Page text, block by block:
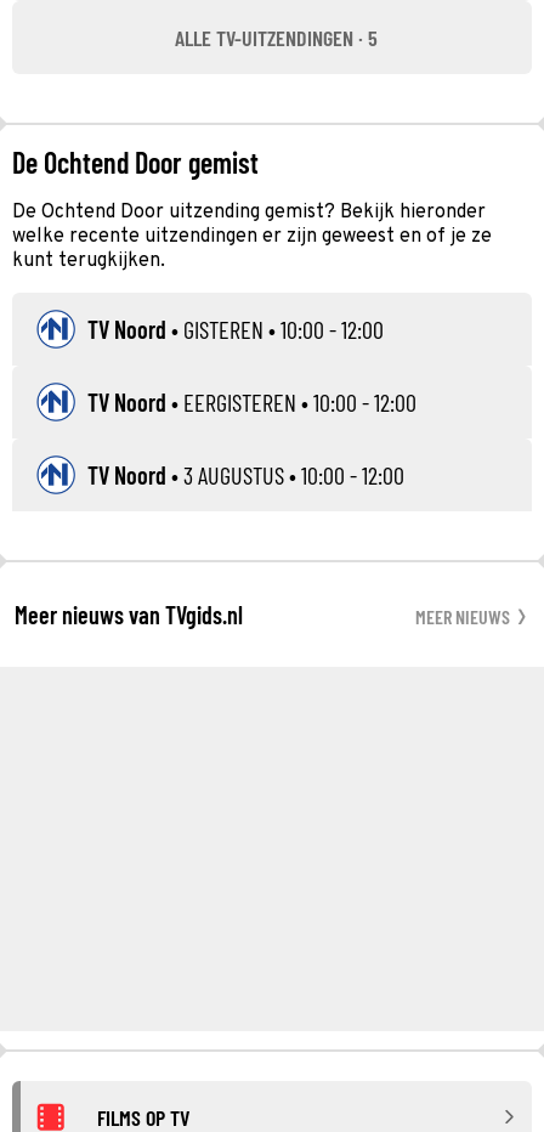
ALLE TV-UITZENDINGEN · 5
De Ochtend Door gemist
De Ochtend Door uitzending gemist? Bekijk hieronder
welke recente uitzendingen er zijn geweest en of je ze
kunt terugkijken.
TV Noord • GISTEREN • 10:00 - 12:00
TV Noord • EERGISTEREN • 10:00 - 12:00
TV Noord •3 AUGUSTUS• 10:00 - 12:00
Meer nieuws van TVgids.nl MEER NIEUWS
FILMS OP TV